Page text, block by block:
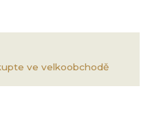
ve velkoobchodě